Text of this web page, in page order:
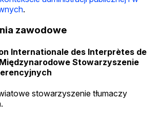
.
zawodowe
Internationale des Interprètes de
Stowarzyszenie
stowarzyszenie tłumaczy